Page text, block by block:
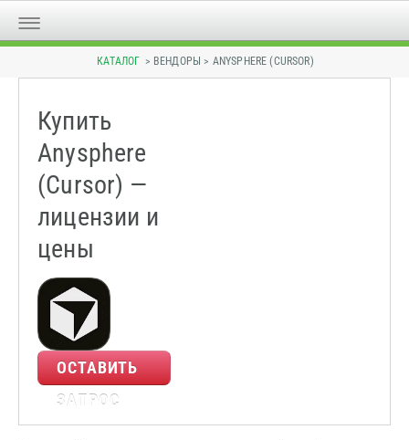
КАТАЛОГ > ВЕНДОРЫ > ANYSPHERE (CURSOR)
Купить
Anysphere
(Cursor) —
лицензии и
цены
ОСТАВИТЬ
ЗАПРОС